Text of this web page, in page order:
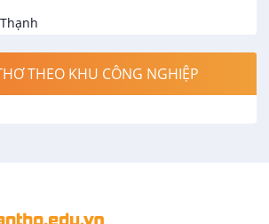
THEO KHU CÔNG NGHIỆP